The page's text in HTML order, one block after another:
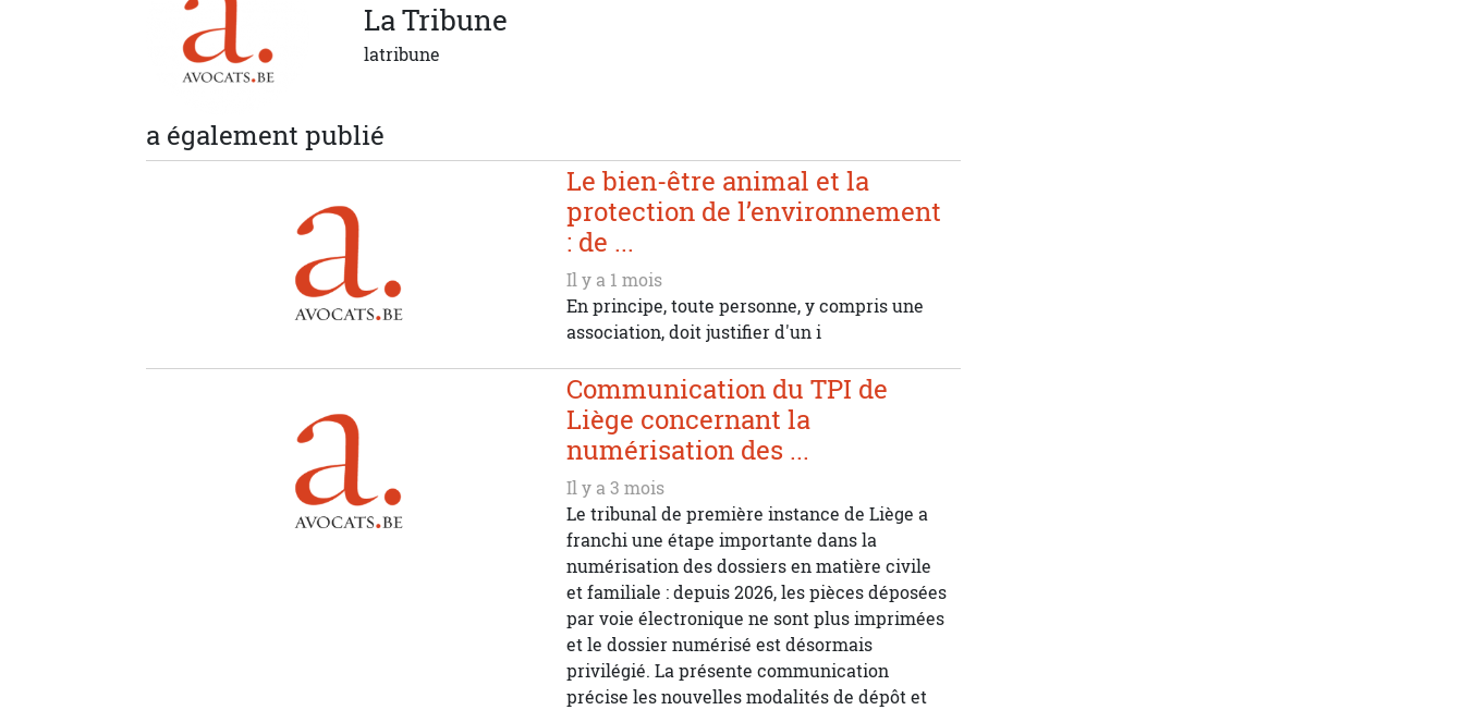
LaTribune
latribune
a également publié
Le bien-être animal et la
protection de l’environnement
: de ...
Il y a 1 mois
En principe, toute personne, y compris une
association, doit justifier d'un i
Communication du TPI de
Liège concernant la
numérisation des ...
Il y a 3 mois
Le tribunal de première instance de Liège a
franchi une étape importante dans la
numérisation des dossiers en matière civile
et familiale : depuis 2026, les pièces déposées
par voie électronique ne sont plus imprimées
et le dossier numérisé est désormais
privilégié. La présente communication
précise les nouvelles modalités de dépôt et